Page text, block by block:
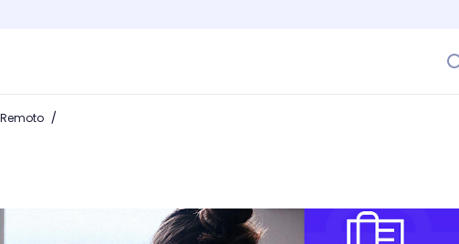
/
Guía de Entrevistas en remoto